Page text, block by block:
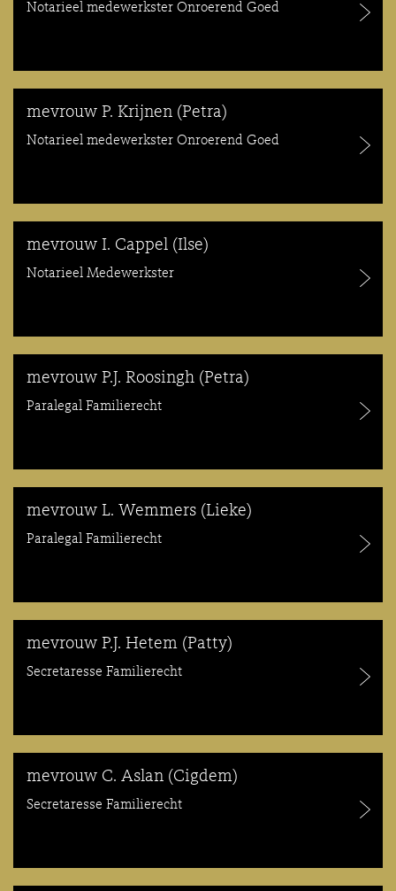
Notarieel medewerkster Onroerend Goed
mevrouw P. Krijnen (Petra)
Notarieel medewerkster Onroerend Goed
mevrouw I. Cappel (Ilse)
Notarieel Medewerkster
mevrouw P.J. Roosingh (Petra)
Paralegal Familierecht
mevrouw L. Wemmers (Lieke)
Paralegal Familierecht
mevrouw P.J. Hetem (Patty)
Secretaresse Familierecht
mevrouw C. Aslan (Cigdem)
Secretaresse Familierecht